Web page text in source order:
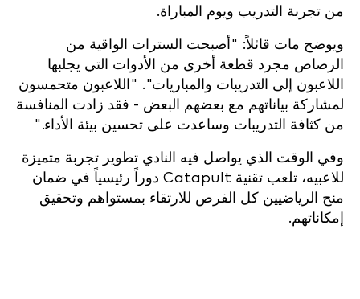
من تجربة التدريب ويوم المباراة.
ويوضح مات قائلاً: "أصبحت السترات الواقية من
الرصاص مجرد قطعة أخرى من الأدوات التي يجلبها
اللاعبون إلى التدريبات والمباريات". "اللاعبون متحمسون
لمشاركة بياناتهم مع بعضهم البعض - فقد زادت المنافسة
من كثافة التدريبات وساعدت على تحسين بيئة الأداء."
وفي الوقت الذي يواصل فيه النادي تطوير تجربة متميزة
للاعبيه، تلعب تقنية Catapult دوراً رئيسياً في ضمان
منح الرياضيين كل الفرص للارتقاء بمستواهم وتحقيق
إمكاناتهم.